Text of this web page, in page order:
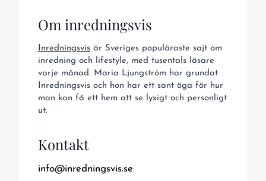
Om inredningsvis
Inredningsvis är Sveriges populäraste sajt om
inredning och lifestyle, med tusentals läsare
varje månad. Maria Ljungström har grundat
Inredningsvis och hon har ett sant öga för hur
man kan få ett hem att se lyxigt och personligt
ut.
Kontakt
info@inredningsvis.se